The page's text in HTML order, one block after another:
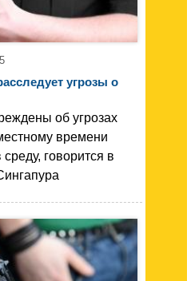
угрозы о
об угрозах
времени
говорится в